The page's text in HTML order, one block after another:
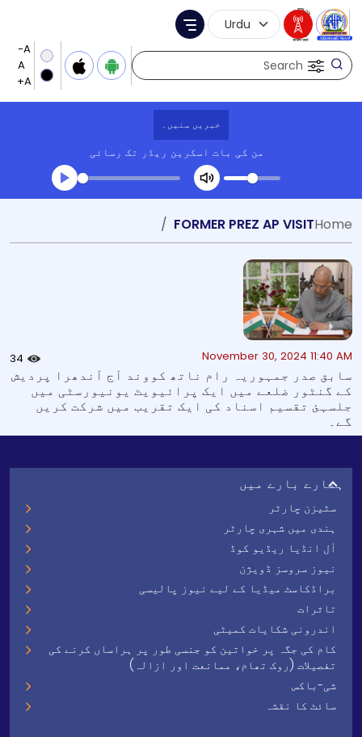
Search
Language Selection
Menu
خبریں سنیں۔
من کی بات اسکرین ریڈر تک رسائی
Transcript summary
کھیلیں آڈیو Home
FORMER PREZ AP VISIT
November 30, 2024 11:40 AM
34
سابق صدر جمہوریہ رام ناتھ کووند آج آندھرا پردیش
کے گنٹور ضلعے میں ایک پرائیویٹ یونیورسٹی میں
جلسہئ تقسیم اسناد کی ایک تقریب میں شرکت کریں
گے۔
ہمارے بارے میں
سٹیزن چارٹر
ہندی میں شہری چارٹر
آل انڈیا ریڈیو کوڈ
نیوز سروسز ڈویژن
براڈکاسٹ میڈیا کے لیے نیوز پالیسی
تاثرات
اندرونی شکایات کمیٹی
کام کی جگہ پر خواتین کو جنسی طور پر ہراساں کرنے کی
تفصیلات (روک تھام، ممانعت اور ازالہ)
شی-باکس
سائٹ کا نقشہ